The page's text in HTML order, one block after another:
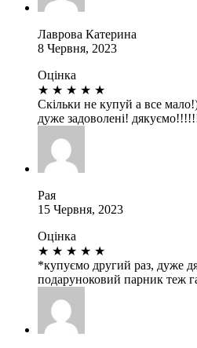
Лаврова Катерина
8 Червня, 2023
Оцінка
★ ★ ★ ★ ★
Скільки не купуй а все
дуже задоволені!
Рая
15 Червня, 2023
Оцінка
★ ★ ★ ★ ★
*купуємо другий раз, дуже
подаруноковий парник теж